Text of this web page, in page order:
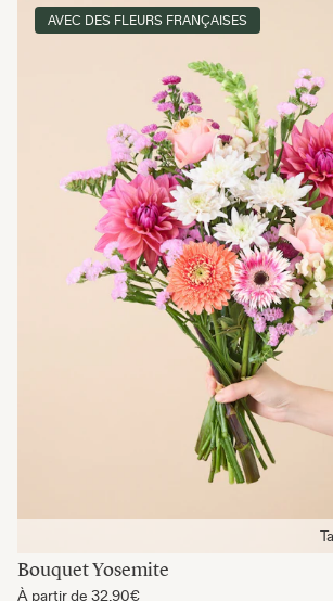
AVEC DES FLEURS FRANÇAISES
Bouquet Yosemite
À partir de 32,90€